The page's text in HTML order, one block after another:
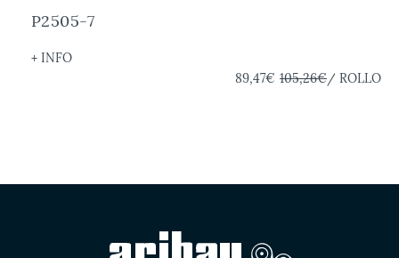
P2505-7
+ INFO
89,47€ 105,26€/ ROLLO